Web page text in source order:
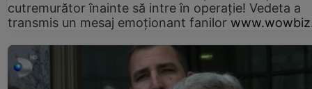
cutremurător înainte să intre în operație! Vedeta a
transmis un mesaj emoționant fanilor